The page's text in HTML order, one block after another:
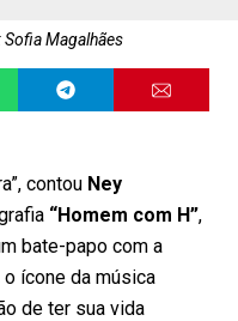
Sofia Magalhães
contou Ney
“Homem com H”,
bate-papo com a
ícone da música
de ter sua vida